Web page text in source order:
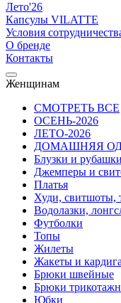
Лето'26
Капсулы VILATTE
Условия
О бренде
Контакты
Женщинам
СМОТРЕТЬ ВСЕ
ОСЕНЬ-2026
ЛЕТО-2026
ДОМАШНЯЯ
Блузки и рубашки
Джемперы и
Платья
Худи, свитшоты,
Водолазки,
Футболки
Топы
Жилеты
Жакеты и
Брюки швейные
Брюки
Юбки